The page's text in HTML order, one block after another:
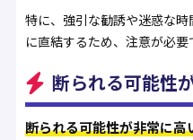
特に、強引な勧誘や迷惑な
に直結するため、注意が必要
断られる可能性
断られる可能性が非常に